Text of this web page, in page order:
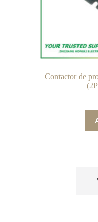
Contactor de